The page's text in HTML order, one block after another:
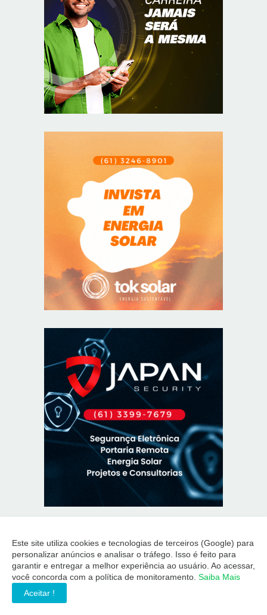
Este site utiliza cookies e tecnologias de terceiros (Google) para
personalizar anúncios e analisar o tráfego. Isso é feito para
garantir e entregar a melhor experiência ao usuário. Ao acessar,
você concorda com a política de monitoramento. Saiba Mais
Aceitar !